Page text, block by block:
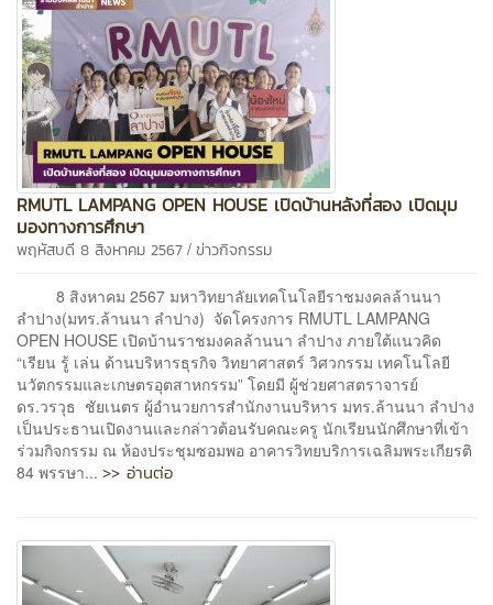
RMUTL LAMPANG OPEN HOUSE เปิดบ้านหลังที่สอง เปิดมุม
มองทางการศึกษา
พฤหัสบดี 8 สิงหาคม 2567 / ข่าวกิจกรรม
8 สิงหาคม 2567 มหาวิทยาลัยเทคโนโลยีราชมงคลล้านนา
ลำปาง(มทร.ล้านนา ลำปาง) จัดโครงการ RMUTL LAMPANG
OPEN HOUSE เปิดบ้านราชมงคลล้านนา ลำปาง ภายใต้แนวคิด
“เรียน รู้ เล่น ด้านบริหารธุรกิจ วิทยาศาสตร์ วิศวกรรม เทคโนโลยี
นวัตกรรมและเกษตรอุตสาหกรรม” โดยมี ผู้ช่วยศาสตราจารย์
ดร.วรวุธ ชัยเนตร ผู้อำนวยการสำนักงานบริหาร มทร.ล้านนา ลำปาง
เป็นประธานเปิดงานและกล่าวต้อนรับคณะครู นักเรียนนักศึกษาที่เข้า
ร่วมกิจกรรม ณ ห้องประชุมซอมพอ อาคารวิทยบริการเฉลิมพระเกียรติ
84 พรรษา... >> อ่านต่อ